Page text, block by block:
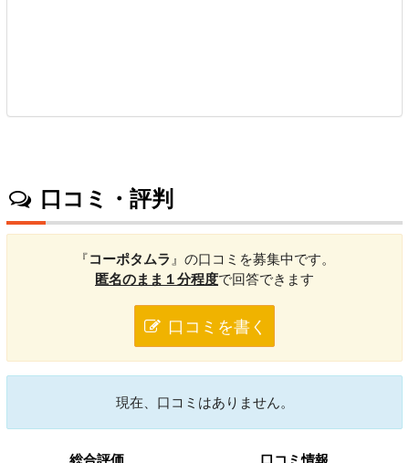
口コミ・評判
『コーポタムラ 』の口コミを募集中です。
匿名のまま１分程度で回答できます
口コミを書く
現在、口コミはありません。
総合評価 口コミ情報